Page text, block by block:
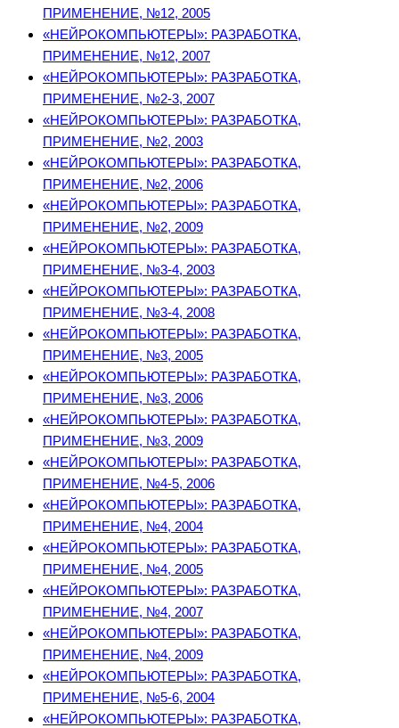
ПРИМЕНЕНИЕ, №12, 2005
«НЕЙРОКОМПЬЮТЕРЫ»: РАЗРАБОТКА,
ПРИМЕНЕНИЕ, №12, 2007
«НЕЙРОКОМПЬЮТЕРЫ»: РАЗРАБОТКА,
ПРИМЕНЕНИЕ, №2-3, 2007
«НЕЙРОКОМПЬЮТЕРЫ»: РАЗРАБОТКА,
ПРИМЕНЕНИЕ, №2, 2003
«НЕЙРОКОМПЬЮТЕРЫ»: РАЗРАБОТКА,
ПРИМЕНЕНИЕ, №2, 2006
«НЕЙРОКОМПЬЮТЕРЫ»: РАЗРАБОТКА,
ПРИМЕНЕНИЕ, №2, 2009
«НЕЙРОКОМПЬЮТЕРЫ»: РАЗРАБОТКА,
ПРИМЕНЕНИЕ, №3-4, 2003
«НЕЙРОКОМПЬЮТЕРЫ»: РАЗРАБОТКА,
ПРИМЕНЕНИЕ, №3-4, 2008
«НЕЙРОКОМПЬЮТЕРЫ»: РАЗРАБОТКА,
ПРИМЕНЕНИЕ, №3, 2005
«НЕЙРОКОМПЬЮТЕРЫ»: РАЗРАБОТКА,
ПРИМЕНЕНИЕ, №3, 2006
«НЕЙРОКОМПЬЮТЕРЫ»: РАЗРАБОТКА,
ПРИМЕНЕНИЕ, №3, 2009
«НЕЙРОКОМПЬЮТЕРЫ»: РАЗРАБОТКА,
ПРИМЕНЕНИЕ, №4-5, 2006
«НЕЙРОКОМПЬЮТЕРЫ»: РАЗРАБОТКА,
ПРИМЕНЕНИЕ, №4, 2004
«НЕЙРОКОМПЬЮТЕРЫ»: РАЗРАБОТКА,
ПРИМЕНЕНИЕ, №4, 2005
«НЕЙРОКОМПЬЮТЕРЫ»: РАЗРАБОТКА,
ПРИМЕНЕНИЕ, №4, 2007
«НЕЙРОКОМПЬЮТЕРЫ»: РАЗРАБОТКА,
ПРИМЕНЕНИЕ, №4, 2009
«НЕЙРОКОМПЬЮТЕРЫ»: РАЗРАБОТКА,
ПРИМЕНЕНИЕ, №5-6, 2004
«НЕЙРОКОМПЬЮТЕРЫ»: РАЗРАБОТКА,